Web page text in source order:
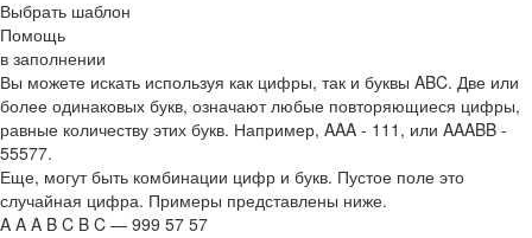
Выбрать шаблон
Помощь
в заполнении
Вы можете искать используя как цифры, так и буквы ABC. Две или
более одинаковых букв, означают любые повторяющиеся цифры,
равные количеству этих букв. Например, AAA - 111 , или AAABB -
55577.
Еще, могут быть комбинации цифр и букв. Пустое поле это
случайная цифра. Примеры представлены ниже.
A A A B C B C — 999 57 57